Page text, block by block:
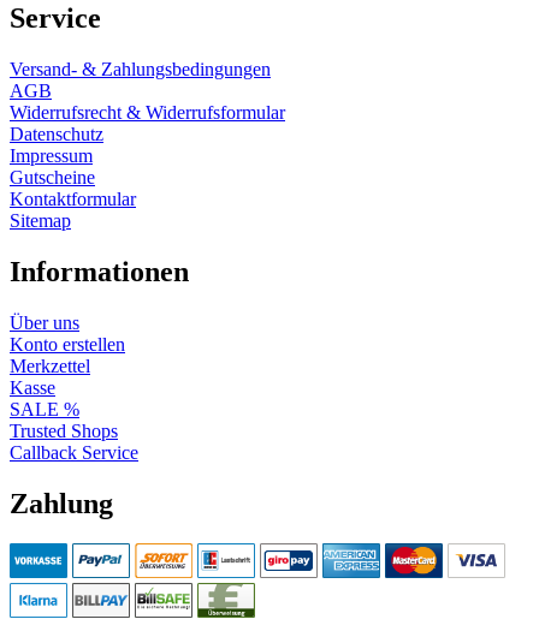
Service
Versand- & Zahlungsbedingungen
AGB
Widerrufsrecht & Widerrufsformular
Datenschutz
Impressum
Gutscheine
Kontaktformular
Sitemap
Informationen
Über uns
Konto erstellen
Merkzettel
Kasse
SALE %
Trusted Shops
Callback Service
Zahlung